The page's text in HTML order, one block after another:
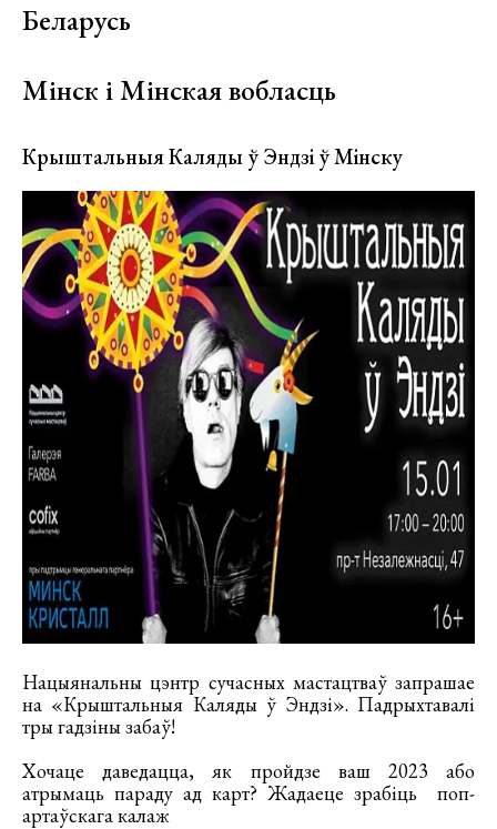
Беларусь
Мінск і Мінская вобласць
Крыштальныя Каляды ў Эндзі ў Мінску
Нацыянальны цэнтр сучасных мастацтваў запрашае
на «Крыштальныя Каляды ў Эндзі». Падрыхтавалі
тры гадзіны забаў!
Хочаце даведацца, як пройдзе ваш 2023 або
атрымаць параду ад карт? Жадаеце зрабіць поп-
артаўскага калаж